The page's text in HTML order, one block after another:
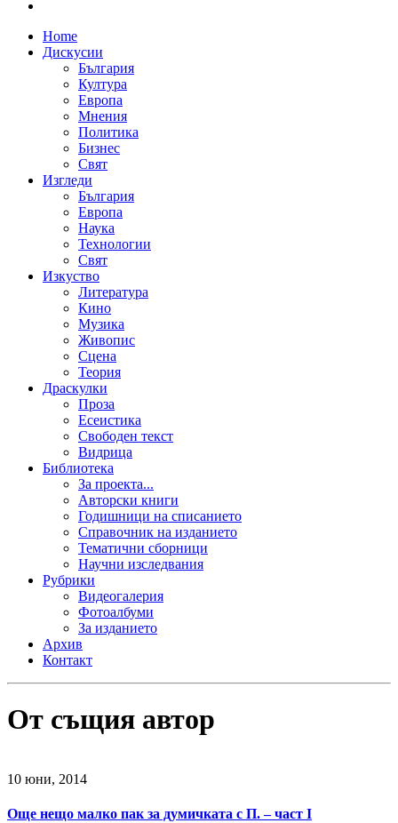
Home
Дискусии
България
Култура
Европа
Мнения
Политика
Бизнес
Свят
Изгледи
България
Европа
Наука
Технологии
Свят
Изкуство
Литература
Кино
Музика
Живопис
Сцена
Теория
Драскулки
Проза
Есеистика
Свободен текст
Видрица
Библиотека
За проекта...
Авторски книги
Годишници на списанието
Справочник на изданието
Тематични сборници
Научни изследвания
Рубрики
Видеогалерия
Фотоалбуми
За изданието
Архив
Контакт
От същия автор
10 юни, 2014
Още нещо малко пак за думичката с П. – част І